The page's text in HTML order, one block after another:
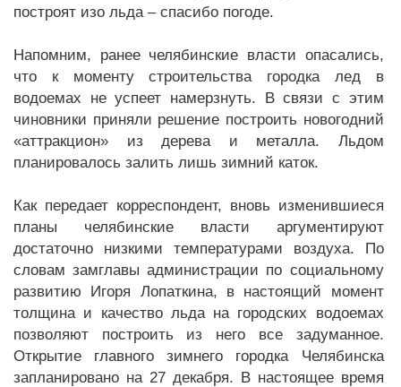
построят изо льда – спасибо погоде.
Напомним, ранее челябинские власти опасались,
что к моменту строительства городка лед в
водоемах не успеет намерзнуть. В связи с этим
чиновники приняли решение построить новогодний
«аттракцион» из дерева и металла. Льдом
планировалось залить лишь зимний каток.
Как передает корреспондент, вновь изменившиеся
планы челябинские власти аргументируют
достаточно низкими температурами воздуха. По
словам замглавы администрации по социальному
развитию Игоря Лопаткина, в настоящий момент
толщина и качество льда на городских водоемах
позволяют построить из него все задуманное.
Открытие главного зимнего городка Челябинска
запланировано на 27 декабря. В настоящее время